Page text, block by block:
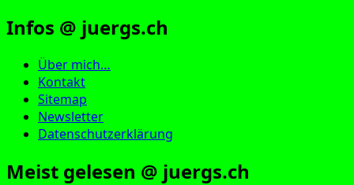
Infos @ juergs.ch
Über mich…
Kontakt
Sitemap
Newsletter
Datenschutzerklärung
Meist gelesen @ juergs.ch